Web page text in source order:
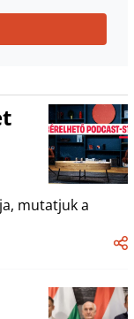
mutatjuk a